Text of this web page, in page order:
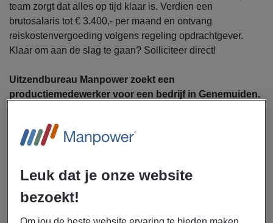
team zorgt dat alles op tijd klaar is. Verdien een
brutosalaris tot € 3.400,- per maand en ontvang
reiskostenvergoeding volgens regeling opdrachtgever.
Klaar om aan de slag te gaan? Solliciteer direct!
Uitzendbureau Manpower zoekt een
productiemedewerker voor een bedrijf in Genemuiden.
Als productiemedewerker ga jij je bezighouden met de
volgende werkzaamheden:
Handmatig afwerken van producten
Instellen en bedienen van machines
Controleren of producten voldoen aan de
kwaliteitseisen
Leuk dat je onze website
bezoekt!